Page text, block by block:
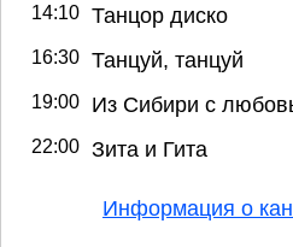
14:10 Танцор диско
16:30 Танцуй, танцуй
19:00 Из Сибири с
22:00 Зита и Гита
Информация о